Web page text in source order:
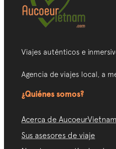
Viajes auténticos e
Agencia de viajes local, a
¿Quiénes somos?
Acerca de AucoeurVietnam
Sus asesores de viaje